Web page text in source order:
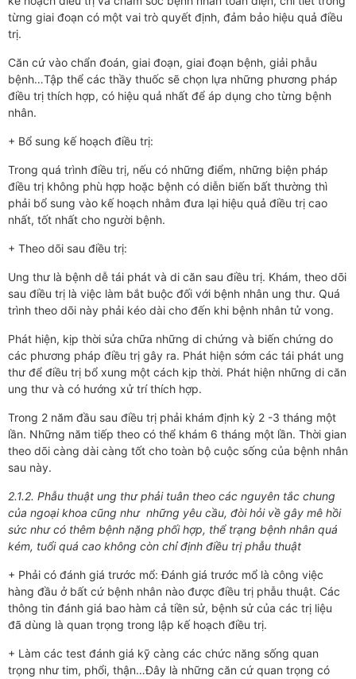
từng giai đoạn có một vai trò quyết định, đảm bảo hiệu quả điều
trị.
Căn cứ vào chẩn đoán, giai đoạn, giai đoạn bệnh, giải phẫu
bệnh…Tập thể các thầy thuốc sẽ chọn lựa những phương pháp
điều trị thích hợp, có hiệu quả nhất để áp dụng cho từng bệnh
nhân.
+ Bổ sung kế hoạch điều trị:
Trong quá trình điều trị, nếu có những điểm, những biện pháp
điều trị không phù hợp hoặc bệnh có diễn biến bất thường thì
phải bổ sung vào kế hoạch nhằm đưa lại hiệu quả điều trị cao
nhất, tốt nhất cho người bệnh.
+ Theo dõi sau điều trị:
Ung thư là bệnh dễ tái phát và di căn sau điều trị. Khám, theo dõi
sau điều trị là việc làm bắt buộc đối với bệnh nhân ung thư. Quá
trình theo dõi này phải kéo dài cho đến khi bệnh nhân tử vong.
Phát hiện, kịp thời sửa chữa những di chứng và biến chứng do
các phương pháp điều trị gây ra. Phát hiện sớm các tái phát ung
thư để điều trị bổ xung một cách kịp thời. Phát hiện những di căn
ung thư và có hướng xử trí thích hợp.
Trong 2 năm đầu sau điều trị phải khám định kỳ 2 -3 tháng một
lần. Những năm tiếp theo có thể khám 6 tháng một lần. Thời gian
theo dõi càng dài càng tốt cho toàn bộ cuộc sống của bệnh nhân
sau này.
2.1.2. Phẫu thuật ung thư phải tuân theo các nguyên tắc chung
của ngoại khoa cũng như những yêu cầu, đòi hỏi về gây mê hồi
sức như có thêm bệnh nặng phối hợp, thể trạng bệnh nhân quá
kém, tuổi quá cao không còn chỉ định điều trị phẫu thuật
+ Phải có đánh giá trước mổ: Đánh giá trước mổ là công việc
hàng đầu ở bất cứ bệnh nhân nào được điều trị phẫu thuật. Các
thông tin đánh giá bao hàm cả tiền sử, bệnh sử của các trị liệu
đã dùng là quan trọng trong lập kế hoạch điều trị.
+ Làm các test đánh giá kỹ càng các chức năng sống quan
trọng như tim, phổi, thận…Đây là những căn cứ quan trọng có